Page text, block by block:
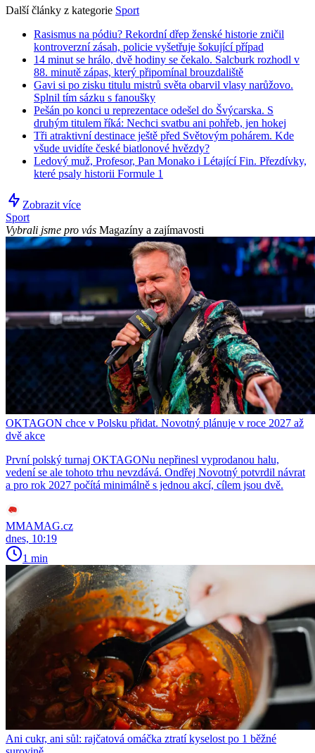
Další články z kategorie Sport
Rasismus na pódiu? Rekordní dřep ženské historie zničil
kontroverzní zásah, policie vyšetřuje šokující případ
14 minut se hrálo, dvě hodiny se čekalo. Salcburk rozhodl v
88. minutě zápas, který připomínal brouzdaliště
Gavi si po zisku titulu mistrů světa obarvil vlasy narůžovo.
Splnil tím sázku s fanoušky
Pešán po konci u reprezentace odešel do Švýcarska. S
druhým titulem říká: Nechci svatbu ani pohřeb, jen hokej
Tři atraktivní destinace ještě před Světovým pohárem. Kde
všude uvidíte české biatlonové hvězdy?
Ledový muž, Profesor, Pan Monako i Létající Fin. Přezdívky,
které psaly historii Formule 1
Zobrazit více
Sport
Vybrali jsme pro vás Magazíny a zajímavosti
OKTAGON chce v Polsku přidat. Novotný plánuje v roce 2027 až
dvě akce
První polský turnaj OKTAGONu nepřinesl vyprodanou halu,
vedení se ale tohoto trhu nevzdává. Ondřej Novotný potvrdil návrat
a pro rok 2027 počítá minimálně s jednou akcí, cílem jsou dvě.
MMAMAG.cz
dnes, 10:19
1 min
Ani cukr, ani sůl: rajčatová omáčka ztratí kyselost po 1 běžné